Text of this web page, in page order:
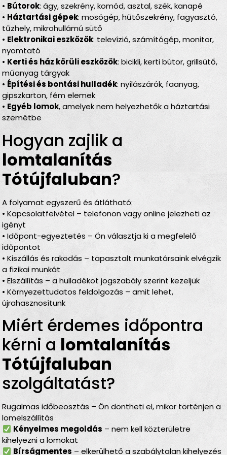
• Bútorok: ágy, szekrény, komód, asztal, szék, kanapé
• Háztartási gépek: mosógép, hűtőszekrény, fagyasztó,
tűzhely, mikrohullámú sütő
• Elektronikai eszközök: televízió, számítógép, monitor,
nyomtató
• Kerti és ház körüli eszközök: bicikli, kerti bútor, grillsütő,
műanyag tárgyak
• Építési és bontási hulladék: nyílászárók, faanyag,
gipszkarton, fém elemek
• Egyéb lomok, amelyek nem helyezhetők a háztartási
szemétbe
Hogyan zajlik a
lomtalanítás
Tótújfaluban?
A folyamat egyszerű és átlátható:
• Kapcsolatfelvétel – telefonon vagy online jelezheti az
igényt
• Időpont-egyeztetés – Ön választja ki a megfelelő
időpontot
• Kiszállás és rakodás – tapasztalt munkatársaink elvégzik
a fizikai munkát
• Elszállítás – a hulladékot jogszabály szerint kezeljük
• Környezettudatos feldolgozás – amit lehet,
újrahasznosítunk
Miért érdemes időpontra
kérni a lomtalanítás
Tótújfaluban
szolgáltatást?
Rugalmas időbeosztás – Ön döntheti el, mikor történjen a
lomelszállítás
Kényelmes megoldás – nem kell közterületre
kihelyezni a lomokat
Bírságmentes – elkerülhető a szabálytalan kihelyezés